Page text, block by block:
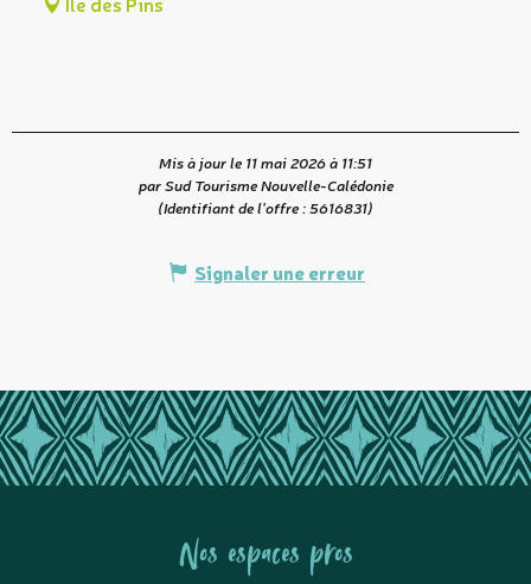
Mis à jour le 11 mai 2026 à 11:51
par Sud Tourisme Nouvelle-Calédonie
(Identifiant de l'offre :5616831)
Signaler une erreur
Nos espaces pros